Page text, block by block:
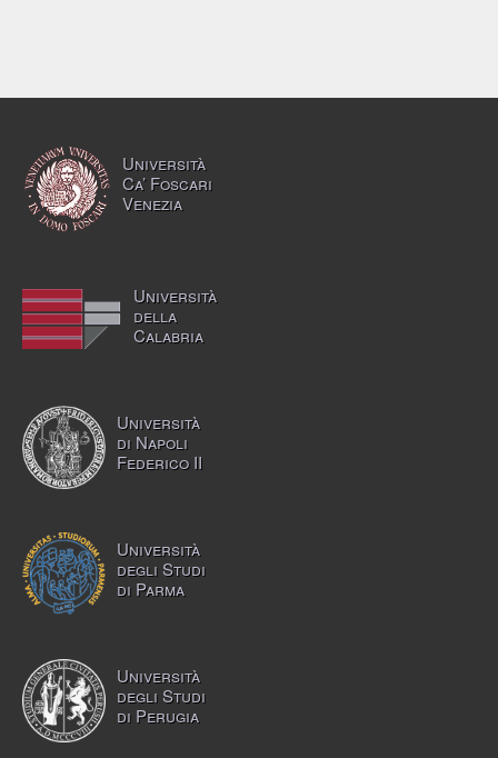
Università
Ca’ Foscari
Venezia
Università
della
Calabria
Università
di Napoli
Federico II
Università
degli Studi
di Parma
Università
degli Studi
di Perugia